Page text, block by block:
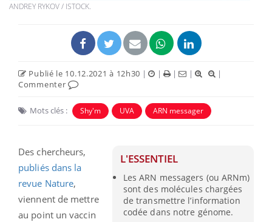
ANDREY RYKOV / ISTOCK.
Publié le 10.12.2021 à 12h30 | | | |
|
Commenter
Mots clés : Shy'm UVA ARN messager
L'ESSENTIEL
Les ARN messagers (ou ARNm)
sont des molécules chargées
de transmettre l’information
codée dans notre génome.
Des chercheurs,
publiés dans la
revue Nature,
viennent de mettre
au point un vaccin